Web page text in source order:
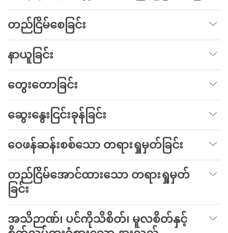
တည်ငြိမ်စေခြင်း
နာယူခြင်း
တွေးတောခြင်း
ဆွေးနွေးငြင်းခုန်ခြင်း
ဝေဖန်ဆန်းစစ်သော တရားရှုမှတ်ခြင်း
တည်ငြိမ်အောင်ထားသော တရားရှုမှတ်
ခြင်း
အသိဉာဏ်၊ ပင်ကိုသိစိတ်၊ မူလစိတ်နှင့်